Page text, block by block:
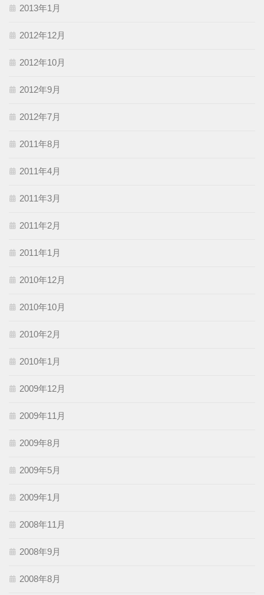
2013年1月
2012年12月
2012年10月
2012年9月
2012年7月
2011年8月
2011年4月
2011年3月
2011年2月
2011年1月
2010年12月
2010年10月
2010年2月
2010年1月
2009年12月
2009年11月
2009年8月
2009年5月
2009年1月
2008年11月
2008年9月
2008年8月